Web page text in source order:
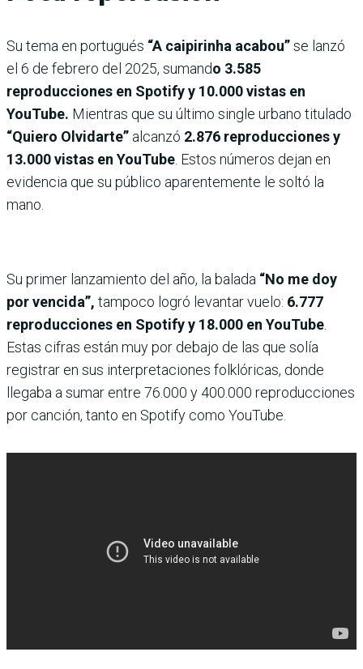
Su tema en portugués “A caipirinha acabou”se lanzó
el 6 de febrero del 2025, sumando 3.585
reproducciones en Spotify y 10.000 vistas en
YouTube. Mientras que su último single urbano titulado
“Quiero Olvidarte” alcanzó 2.876 reproducciones y
13.000 vistas en YouTube . Estos números dejan en
evidencia que su público aparentemente le soltó la
mano.
Su primer lanzamiento del año, la balada “No me doy
por vencida”, tampoco logró levantar vuelo: 6.777
reproducciones en Spotify y 18.000 en YouTube
Estas cifras están muy por debajo de las que solía
registrar en sus interpretaciones folklóricas, donde
llegaba a sumar entre 76.000 y 400.000 reproducciones
por canción, tanto en Spotify como YouTube.